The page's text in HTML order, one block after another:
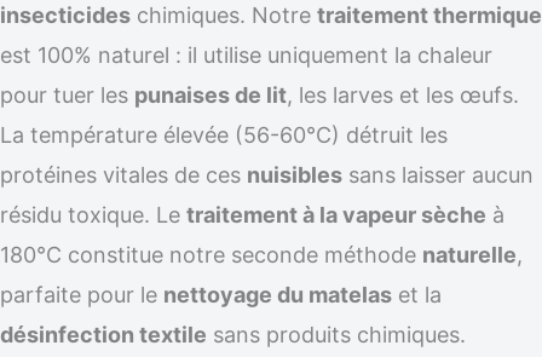
insecticides chimiques. Notre traitement thermique
est 100% naturel : il utilise uniquement la chaleur
pour tuer les punaises de lit, les larves et les œufs.
La température élevée (56-60°C) détruit les
protéines vitales de ces nuisibles sans laisser aucun
résidu toxique. Le traitement à la vapeur sèche à
180°C constitue notre seconde méthode naturelle,
parfaite pour le nettoyage du matelas et la
désinfection textile sans produits chimiques.